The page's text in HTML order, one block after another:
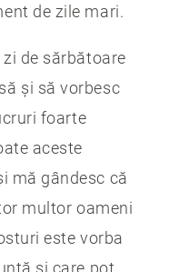
de zile mari.
de sărbătoare
și să vorbesc
foarte
aceste
mă gândesc că
multor oameni
este vorba
și care pot